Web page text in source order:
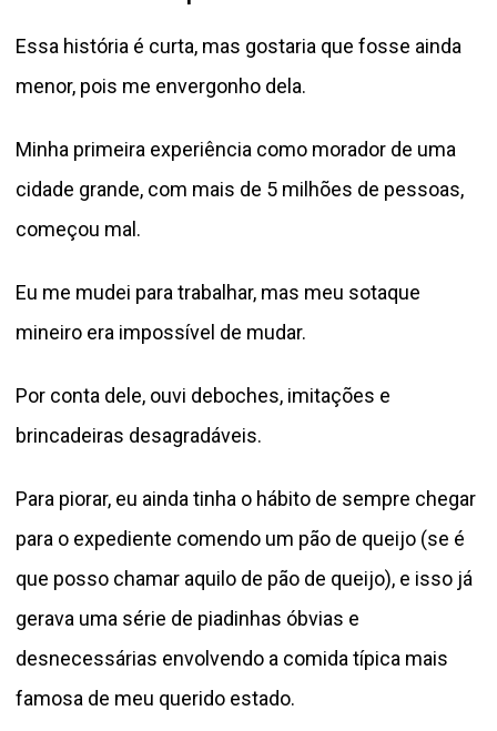
Essa história é curta, mas gostaria que fosse ainda
menor, pois me envergonho dela.
Minha primeira experiência como morador de uma
cidade grande, com mais de 5 milhões de pessoas,
começou mal.
Eu me mudei para trabalhar, mas meu sotaque
mineiro era impossível de mudar.
Por conta dele, ouvi deboches, imitações e
brincadeiras desagradáveis.
Para piorar, eu ainda tinha o hábito de sempre chegar
para o expediente comendo um pão de queijo (se é
que posso chamar aquilo de pão de queijo), e isso já
gerava uma série de piadinhas óbvias e
desnecessárias envolvendo a comida típica mais
famosa de meu querido estado.